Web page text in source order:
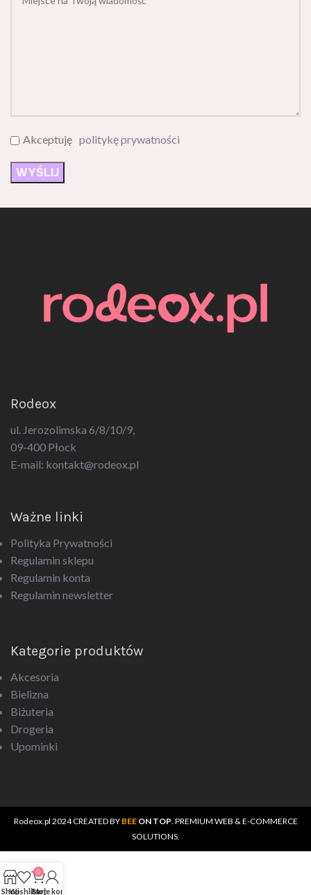
Akceptuję politykę prywatności
Rodeox
ul. Jerozolimska 6/8/10/9,
09-400 Płock
E-mail: kontakt@rodeox.pl
Ważne linki
Polityka Prywatności
Regulamin sklepu
Regulamin konta
Regulamin newsletter
Kategorie produktów
Akcesoria
Bielizna
Biżuteria
Drogeria
Upominki
ShopWishlist
0
Cart
Moje konto